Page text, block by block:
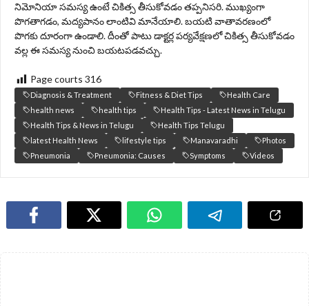
నిమోనియా సమస్య ఉంటే చికిత్స తీసుకోవడం తప్పనిసరి. ముఖ్యంగా
పొగతాగడం, మద్యపానం లాంటివి మానేయాలి. బయటి వాతావరణంలో
పొగకు దూరంగా ఉండాలి. దీంతో పాటు డాక్టర్ల పర్యవేక్షణలో చికిత్స తీసుకోవడం
వల్ల ఈ సమస్య నుంచి బయటపడవచ్చు.
Page courts 316
Diagnosis & Treatment Fitness & Diet Tips
Health Care
health news
health tips
Health Tips - Latest News in Telugu
Health Tips & News in Telugu
Health Tips Telugu
latest Health News
lifestyle tips Manavaradhi
Photos
Pneumonia
Pneumonia: Causes Symptoms Videos